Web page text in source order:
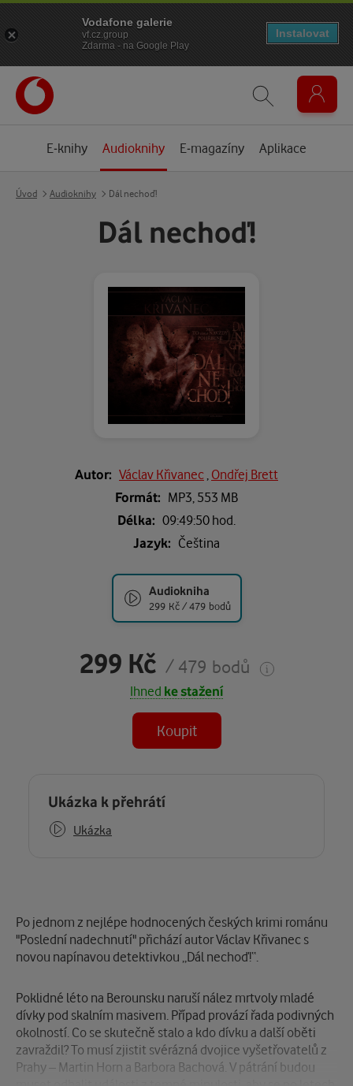
E-knihy Audioknihy E-magazíny Aplikace
Úvod Audioknihy Dál nechoď!
Dál nechoď!
Autor: Václav Křivanec Ondřej Brett
Formát: MP3, 553 MB
Délka: 09:49:50 hod.
Jazyk: Čeština
Audiokniha
299 Kč / 479 bodů
299 Kč / 479 bodů
Ihned ke stažení
Koupit
Ukázka k přehrátí
Ukázka
Po jednom z nejlépe hodnocených českých krimi románu
"Poslední nadechnutí" přichází autor Václav Křivanec s
novou napínavou detektivkou „Dál nechoď!“.
Poklidné léto na Berounsku naruší nález mrtvoly mladé
dívky pod skalním masivem. Případ provází řada podivných
okolností. Co se skutečně stalo a kdo dívku a další oběti
zavraždil? To musí zjistit svérázná dvojice vyšetřovatelů z
Prahy – Martin Horn a Barbora Bachová. V pátrání budou
Vodafone galerie
vf.cz.group
Zdarma - na Google Play
Instalovat